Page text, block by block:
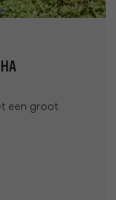
een groot